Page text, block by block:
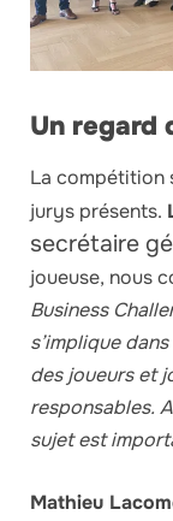
Un regard
La compétition
jurys présents.
secrétaire
joueuse, nous
Business
s’implique
des joueurs et
responsables.
sujet est
Mathieu